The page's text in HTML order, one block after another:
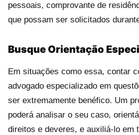
pessoais, comprovante de
que possam ser solicitados
Busque Orientação
Em situações como essa, contar
advogado especializado em
ser extremamente benéfico. Um
poderá analisar o seu caso,
direitos e deveres, e auxiliá-lo em